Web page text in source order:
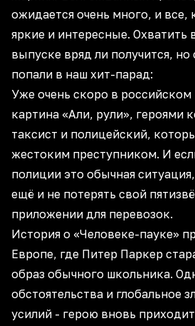
ожидается очень много, и все,
яркие и интересные. Охватить
выпуске вряд ли получится,
попали в наш хит-парад:
Уже очень скоро в российском
картина «Али, рули», героями
таксист и полицейский,
жестоким преступником. И
полиции это обычная
ещё и не потерять свой
приложении для перевозок.
История о «Человеке-пауке»
Европе, где Питер Паркер
образ обычного школьника.
обстоятельства и глобальное
усилий - герою вновь